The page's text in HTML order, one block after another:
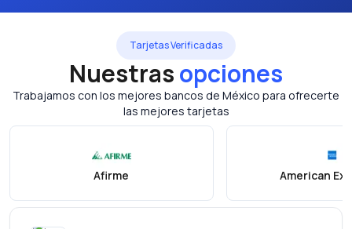
Tarjetas Verificadas
Nuestrasopciones
Trabajamos con los mejores bancos de México para ofrecerte
las mejores tarjetas
Afirme American